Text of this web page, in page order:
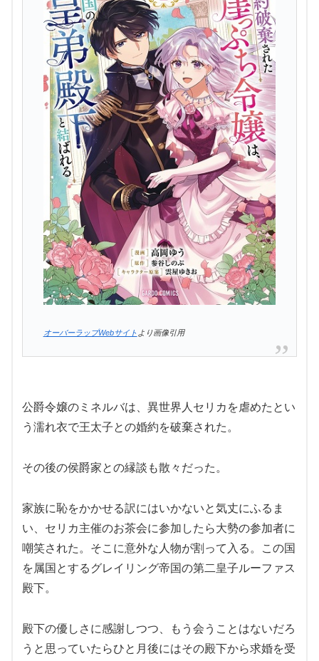
オーバーラップWebサイト より画像引用
公爵令嬢のミネルバは、異世界人セリカを虐めたとい
う濡れ衣で王太子との婚約を破棄された。
その後の侯爵家との縁談も散々だった。
家族に恥をかかせる訳にはいかないと気丈にふるま
い、セリカ主催のお茶会に参加したら大勢の参加者に
嘲笑された。そこに意外な人物が割って入る。この国
を属国とするグレイリング帝国の第二皇子ルーファス
殿下。
殿下の優しさに感謝しつつ、もう会うことはないだろ
うと思っていたらひと月後にはその殿下から求婚を受